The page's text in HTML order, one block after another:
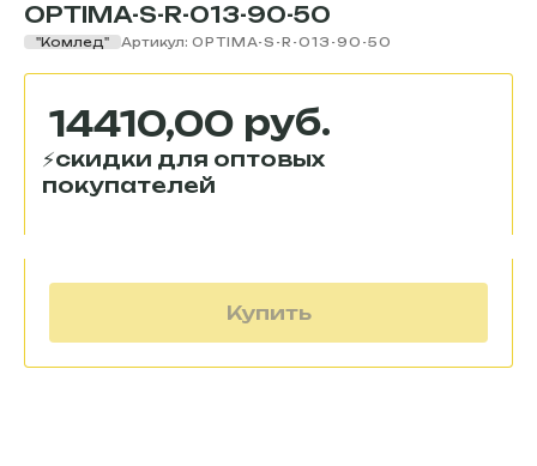
OPTIMA-S-R-013-90-50
"Комлед" Артикул: OPTIMA-S-R-013-90-50
14410,00 руб.
Купить